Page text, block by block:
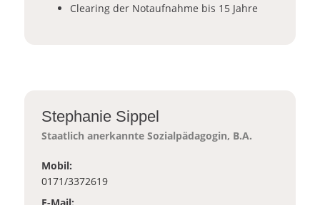
Clearing der Notaufnahme bis 15 Jahre
Stephanie Sippel
Staatlich anerkannte Sozialpädagogin, B.A.
Mobil:
0171/3372619